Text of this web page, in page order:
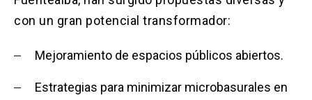
con un gran potencial transformador:
Mejoramiento de espacios públicos abiertos.
Estrategias para minimizar microbasurales en